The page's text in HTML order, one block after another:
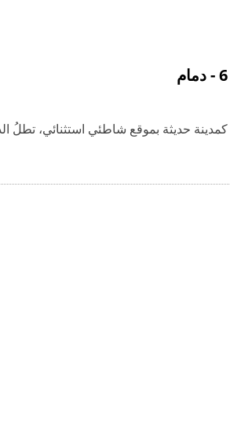
6 - دمام
كمدينة حديثة بموقع شاطئي استثنائي، تطلُ